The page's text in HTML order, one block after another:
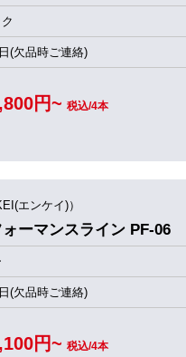
(欠品時ご連絡)
円~ 税込/4本
エンケイ)）
ーマンスライン PF-06
(欠品時ご連絡)
円~ 税込/4本